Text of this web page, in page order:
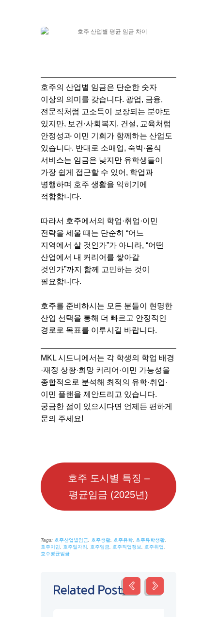
호주의 산업별 임금은 단순한 숫자
이상의 의미를 갖습니다. 광업, 금융,
전문직처럼 고소득이 보장되는 분야도
있지만, 보건·사회복지, 건설, 교육처럼
안정성과 이민 기회가 함께하는 산업도
있습니다. 반대로 소매업, 숙박·음식
서비스는 임금은 낮지만 유학생들이
가장 쉽게 접근할 수 있어, 학업과
병행하며 호주 생활을 익히기에
적합합니다.
따라서 호주에서의 학업·취업·이민
전략을 세울 때는 단순히 “어느
지역에서 살 것인가”가 아니라, “어떤
산업에서 내 커리어를 쌓아갈
것인가”까지 함께 고민하는 것이
필요합니다.
호주를 준비하시는 모든 분들이 현명한
산업 선택을 통해 더 빠르고 안정적인
경로로 목표를 이루시길 바랍니다.
MKL 시드니 에서는 각 학생의 학업 배경
·재정 상황·희망 커리어·이민 가능성을
종합적으로 분석해 최적의 유학·취업·
이민 플랜을 제안드리고 있습니다.
궁금한 점이 있으시다면 언제든 편하게
문의 주세요!
호주 도시별 특징 –
평균임금 (2025년)
Tags: 호주산업별임금 호주생활 호주유학 호주유학생활
호주이민
호주일자리 호주임금 호주직업정보 호주취업
호주평균임금
Related Posts